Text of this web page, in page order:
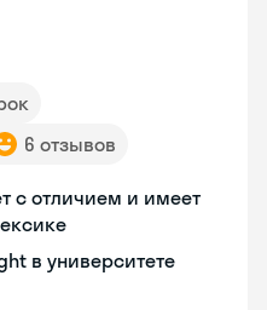
6 отзывов
с отличием и имеет
в университете